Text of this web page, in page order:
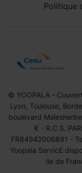
Politique
© YOOPALA -
Lyon, Toulouse,
boulevard
€ - R.C.S.
FR84942006891 -
Yoopala ServicE
Ile de